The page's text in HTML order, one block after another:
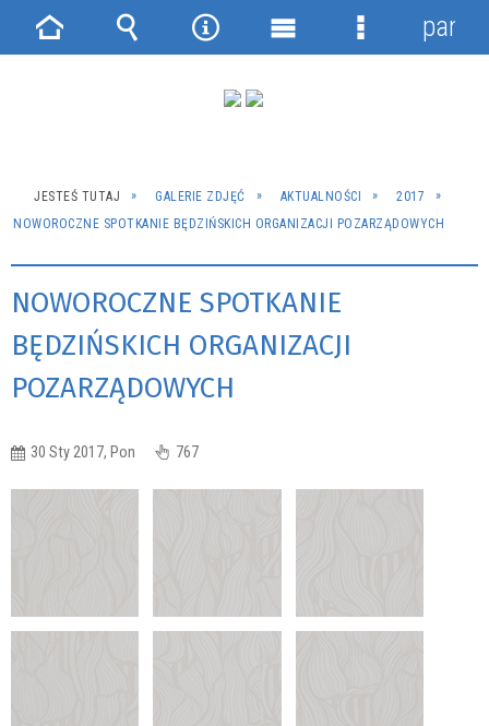
JESTEŚ TUTAJ GALERIE ZDJĘĆ AKTUALNOŚCI
2017
NOWOROCZNE SPOTKANIE BĘDZIŃSKICH ORGANIZACJI POZARZĄDOWYCH
NOWOROCZNE SPOTKANIE
BĘDZIŃSKICH ORGANIZACJI
POZARZĄDOWYCH
30 Sty 2017, Pon 767
Strona Wyszukiwarka
NarzędziaMenu
Menu
panel